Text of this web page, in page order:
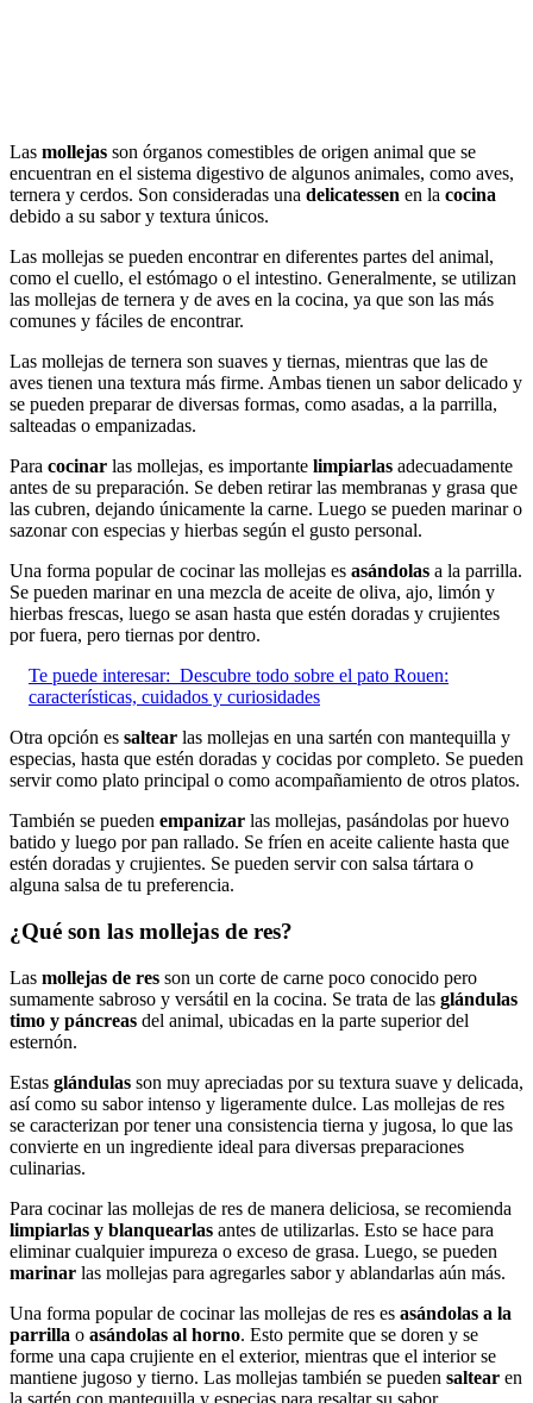
Las mollejas son órganos comestibles de origen animal que se
encuentran en el sistema digestivo de algunos animales, como aves,
ternera y cerdos. Son consideradas una delicatessen en la cocina
debido a su sabor y textura únicos.
Las mollejas se pueden encontrar en diferentes partes del animal,
como el cuello, el estómago o el intestino. Generalmente, se utilizan
las mollejas de ternera y de aves en la cocina, ya que son las más
comunes y fáciles de encontrar.
Las mollejas de ternera son suaves y tiernas, mientras que las de
aves tienen una textura más firme. Ambas tienen un sabor delicado y
se pueden preparar de diversas formas, como asadas, a la parrilla,
salteadas o empanizadas.
Para cocinar las mollejas, es importante limpiarlas adecuadamente
antes de su preparación. Se deben retirar las membranas y grasa que
las cubren, dejando únicamente la carne. Luego se pueden marinar o
sazonar con especias y hierbas según el gusto personal.
Una forma popular de cocinar las mollejas es asándolas a la parrilla.
Se pueden marinar en una mezcla de aceite de oliva, ajo, limón y
hierbas frescas, luego se asan hasta que estén doradas y crujientes
por fuera, pero tiernas por dentro.
Te puede interesar: Descubre todo sobre el pato Rouen:
características, cuidados y curiosidades
Otra opción es saltear las mollejas en una sartén con mantequilla y
especias, hasta que estén doradas y cocidas por completo. Se pueden
servir como plato principal o como acompañamiento de otros platos.
También se pueden empanizar las mollejas, pasándolas por huevo
batido y luego por pan rallado. Se fríen en aceite caliente hasta que
estén doradas y crujientes. Se pueden servir con salsa tártara o
alguna salsa de tu preferencia.
¿Qué son las mollejas de res?
Las mollejas de res son un corte de carne poco conocido pero
sumamente sabroso y versátil en la cocina. Se trata de las glándulas
timo y páncreas del animal, ubicadas en la parte superior del
esternón.
Estas glándulas son muy apreciadas por su textura suave y delicada,
así como su sabor intenso y ligeramente dulce. Las mollejas de res
se caracterizan por tener una consistencia tierna y jugosa, lo que las
convierte en un ingrediente ideal para diversas preparaciones
culinarias.
Para cocinar las mollejas de res de manera deliciosa, se recomienda
limpiarlas y blanquearlas antes de utilizarlas. Esto se hace para
eliminar cualquier impureza o exceso de grasa. Luego, se pueden
marinar las mollejas para agregarles sabor y ablandarlas aún más.
Una forma popular de cocinar las mollejas de res es asándolas a la
parrilla o asándolas al horno. Esto permite que se doren y se
forme una capa crujiente en el exterior, mientras que el interior se
mantiene jugoso y tierno. Las mollejas también se pueden saltear en
la sartén con mantequilla y especias para resaltar su sabor.